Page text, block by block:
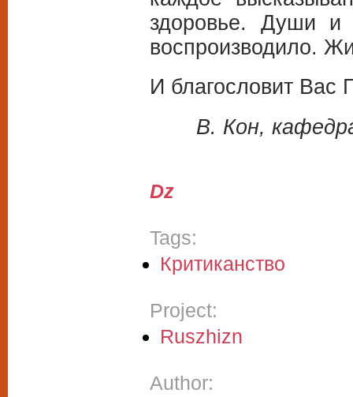
здоровье. Души и
воспроизводило.
И благословит Вас
В. Кон,
Dz
Tags:
Критиканство
Project:
Ruszhizn
Author: